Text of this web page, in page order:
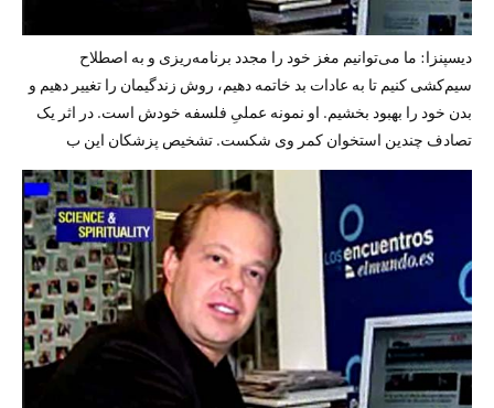
دیسپنزا: ما می‌توانیم مغز خود را مجدد برنامه‌ریزی و به اصطلاح
سیم‌کشی کنیم تا به عادات بد خاتمه دهیم، روش زندگیمان را تغییر دهیم و
بدن خود را بهبود بخشیم. او نمونه‌ عملیِ فلسفه خودش است. در اثر یک
تصادف چندین استخوان کمر وی شکست. تشخیص پزشکان این ب